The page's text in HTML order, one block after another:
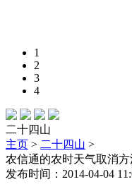
1
2
3
4
二十四山
主页 > 二十四山 >
农信通的农时天气取消方
发布时间：2014-04-04